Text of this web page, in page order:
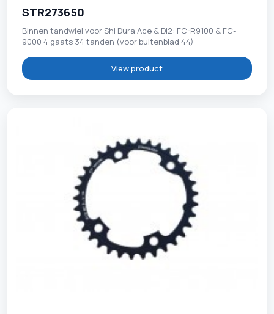
STR273650
Binnen tandwiel voor Shi Dura Ace & DI2: FC-R9100 & FC-
9000 4 gaats 34 tanden (voor buitenblad 44)
View product